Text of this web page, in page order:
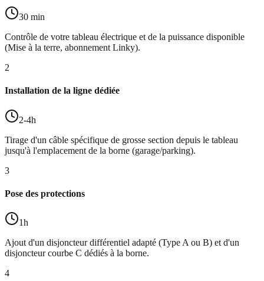
30 min
Contrôle de votre tableau électrique et de la puissance disponible
(Mise à la terre, abonnement Linky).
2
Installation de la ligne dédiée
2-4h
Tirage d'un câble spécifique de grosse section depuis le tableau
jusqu'à l'emplacement de la borne (garage/parking).
3
Pose des protections
1h
Ajout d'un disjoncteur différentiel adapté (Type A ou B) et d'un
disjoncteur courbe C dédiés à la borne.
4